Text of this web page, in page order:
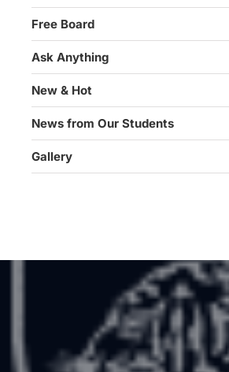
Free Board
Ask Anything
New & Hot
News from Our Students
Gallery